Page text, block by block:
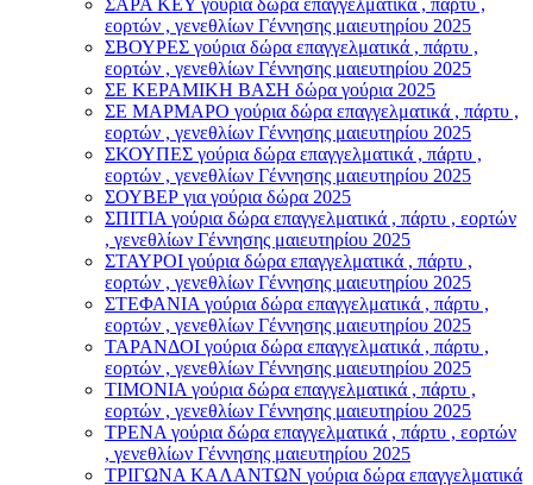
ΣΑΡΑ ΚΕΥ γούρια δώρα επαγγελματικά , πάρτυ ,
εορτών , γενεθλίων Γέννησης μαιευτηρίου 2025
ΣΒΟΥΡΕΣ γούρια δώρα επαγγελματικά , πάρτυ ,
εορτών , γενεθλίων Γέννησης μαιευτηρίου 2025
ΣΕ ΚΕΡΑΜΙΚΗ ΒΑΣΗ δώρα γούρια 2025
ΣΕ ΜΑΡΜΑΡΟ γούρια δώρα επαγγελματικά , πάρτυ ,
εορτών , γενεθλίων Γέννησης μαιευτηρίου 2025
ΣΚΟΥΠΕΣ γούρια δώρα επαγγελματικά , πάρτυ ,
εορτών , γενεθλίων Γέννησης μαιευτηρίου 2025
ΣΟΥΒΕΡ για γούρια δώρα 2025
ΣΠΙΤΙΑ γούρια δώρα επαγγελματικά , πάρτυ , εορτών
, γενεθλίων Γέννησης μαιευτηρίου 2025
ΣΤΑΥΡΟI γούρια δώρα επαγγελματικά , πάρτυ ,
εορτών , γενεθλίων Γέννησης μαιευτηρίου 2025
ΣΤΕΦΑΝΙΑ γούρια δώρα επαγγελματικά , πάρτυ ,
εορτών , γενεθλίων Γέννησης μαιευτηρίου 2025
ΤΑΡΑΝΔΟΙ γούρια δώρα επαγγελματικά , πάρτυ ,
εορτών , γενεθλίων Γέννησης μαιευτηρίου 2025
ΤΙΜΟΝΙA γούρια δώρα επαγγελματικά , πάρτυ ,
εορτών , γενεθλίων Γέννησης μαιευτηρίου 2025
ΤΡΕΝΑ γούρια δώρα επαγγελματικά , πάρτυ , εορτών
, γενεθλίων Γέννησης μαιευτηρίου 2025
ΤΡΙΓΩΝΑ ΚΑΛΑΝΤΩΝ γούρια δώρα επαγγελματικά